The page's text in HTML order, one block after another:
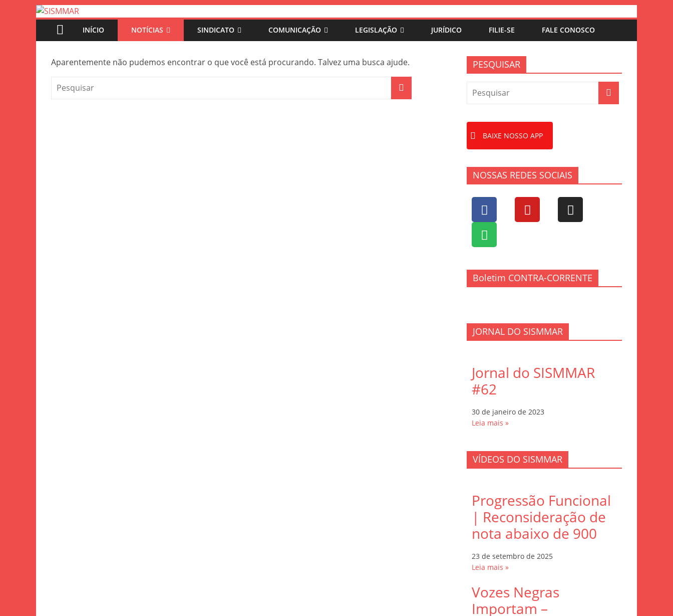
INÍCIO NOTÍCIAS SINDICATO COMUNICAÇÃO LEGISLAÇÃO JURÍDICO FILIE-SE FALE CONOSCO
Aparentemente não pudemos encontrar o que você está procurando. Talvez uma busca ajude. PESQUISAR
BAIXE NOSSO APP
NOSSAS REDES SOCIAIS
Boletim CONTRA-CORRENTE
JORNAL DO SISMMAR
Jornal do SISMMAR
#62
30 de janeiro de 2023
Leia mais »
VÍDEOS DO SISMMAR
Progressão Funcional
| Reconsideração de
nota abaixo de 900
23 de setembro de 2025
Leia mais »
Vozes Negras
Importam –